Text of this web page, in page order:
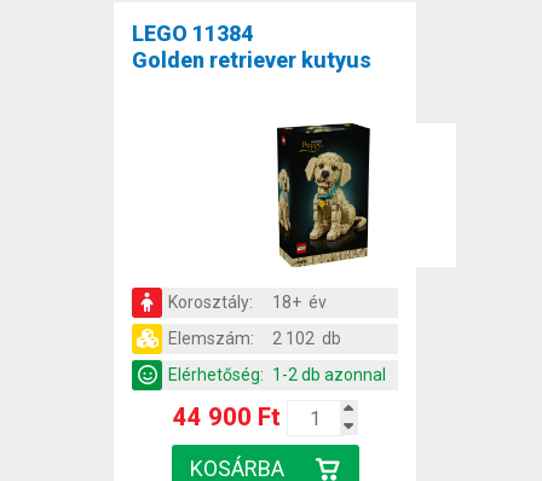
LEGO 11384
Golden retriever kutyus
Korosztály:
18+ év
Elemszám:
2 102 db
Elérhetőség: 1-2 db azonnal
44 900 Ft